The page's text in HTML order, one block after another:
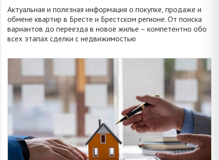
Актуальная и полезная информация о покупке, продаже и
обмене квартир в Бресте и Брестском регионе. От поиска
вариантов до переезда в новое жилье – компетентно обо
всех этапах сделки с недвижимостью